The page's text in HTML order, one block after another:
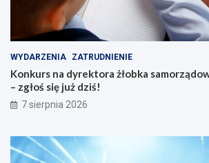
WYDARZENIA ZATRUDNIENIE
Konkurs na dyrektora żłobka
– zgłoś się już dziś!
7 sierpnia 2026